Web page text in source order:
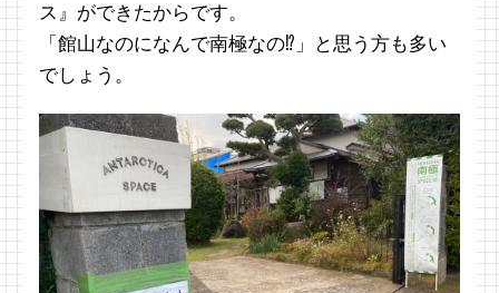
ス』ができたからです。
「館山なのになんで南極なの⁉︎」と思う方も多い
でしょう。